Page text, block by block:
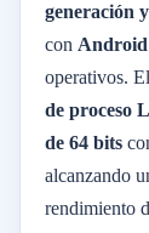
generación
con
operativos.
de proceso
de 64 bits
alcanzando
rendimiento